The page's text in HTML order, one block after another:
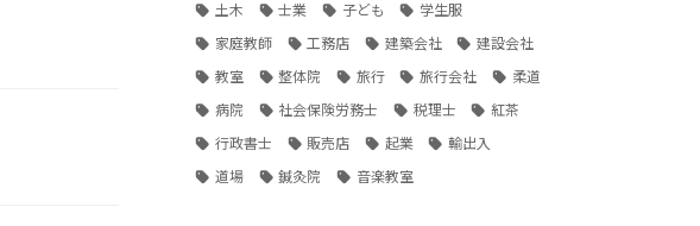
土木
士業 子ども
学生服
家庭教師
工務店 建築会社
建設会社
教室
整体院 旅行 旅行会社
柔道
病院
社会保険労務士 税理士
紅茶
行政書士
販売店 起業
輸出入
道場
鍼灸院 音楽教室